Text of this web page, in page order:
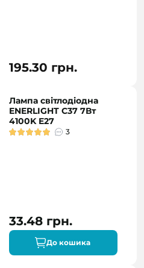
195.30 грн.
Лампа світлодіодна
ENERLIGHT С37 7Вт
4100K E27
3
33.48 грн.
До кошика